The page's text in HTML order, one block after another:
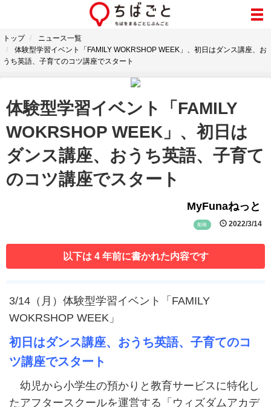
トップ
ニュース一覧
体験型学習イベント「FAMILY WOKRSHOP WEEK」、初日はダンス講座、お
うち英語、子育てのコツ講座でスタート
体験型学習イベント「FAMILY
WOKRSHOP WEEK」、初日は
ダンス講座、おうち英語、子育て
のコツ講座でスタート
MyFunaねっと
船橋 2022/3/14
以下は 4 年前に書かれた内容です
3/14（月）体験型学習イベント「FAMILY
WOKRSHOP WEEK」
初日はダンス講座、おうち英語、子育てのコ
ツ講座でスタート
幼児から小学生の預かりと教育サービスに特化し
たアフタースクールを運営する「ウィズダムアカデ